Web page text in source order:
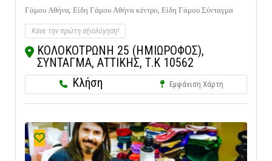
Γάμου Αθήνα, Είδη Γάμου Αθήνα κέντρο, Είδη Γάμου Σύνταγμα
Κάνε την πρώτη αξιολόγηση!
ΚΟΛΟΚΟΤΡΩΝΗ 25 (ΗΜΙΩΡΟΦΟΣ),
ΣΥΝΤΑΓΜΑ, ΑΤΤΙΚΗΣ, Τ.Κ 10562
Κλήση
Εμφάνιση Χάρτη